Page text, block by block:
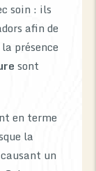
soin : ils
afin de
présence
sont
en terme
la
un